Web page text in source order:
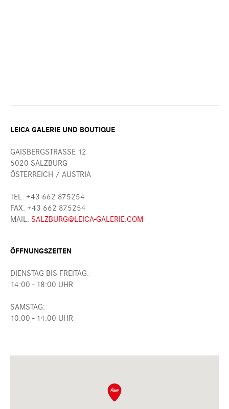
LEICA GALERIE UND BOUTIQUE
GAISBERGSTRASSE 12
5020 SALZBURG
ÖSTERREICH / AUSTRIA
TEL. +43 662 875254
FAX. +43 662 875254
MAIL. SALZBURG@LEICA-GALERIE.COM
ÖFFNUNGSZEITEN
DIENSTAG BIS FREITAG:
14:00 - 18:00 UHR
SAMSTAG:
10:00 - 14:00 UHR